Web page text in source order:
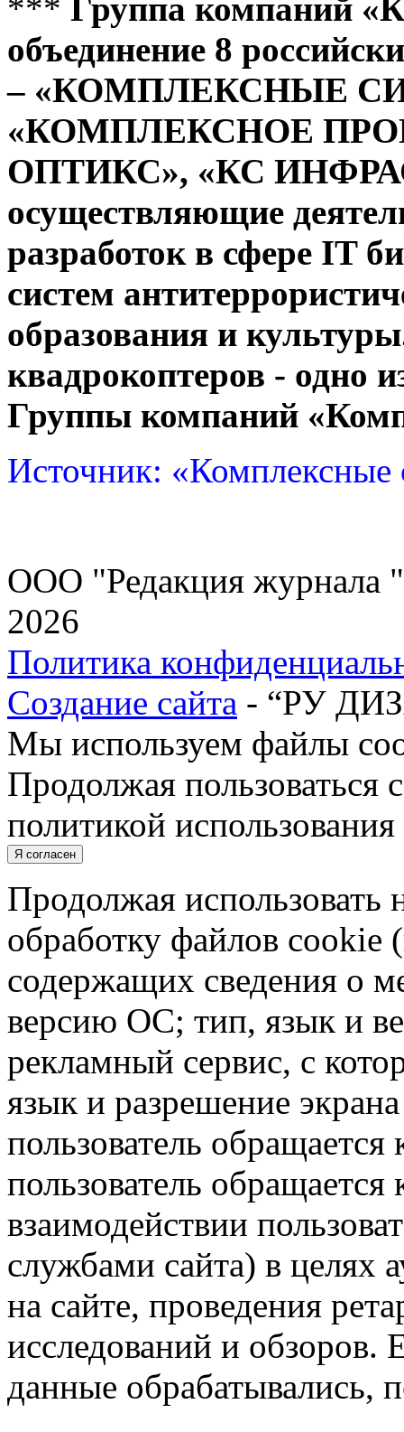
*** Группа компаний
объединение 8
– «КОМПЛЕКСНЫЕ
«КОМПЛЕКСНОЕ
ОПТИКС», «КС
осуществляющие
разработок в сфере IT
систем
образования и
квадрокоптеров - одно
Группы компаний
Источник:
ООО "Редакция журнала
2026
Политика
Создание сайта - “РУ
Мы используем файлы
Продолжая пользоваться
политикой
Я согласен
Продолжая использовать
обработку файлов cookie
содержащих сведения о
версию ОС; тип, язык и
рекламный сервис, с
язык и разрешение
пользователь обращается
пользователь обращается
взаимодействии
службами сайта) в целях
на сайте, проведения
исследований и обзоров.
данные обрабатывались,